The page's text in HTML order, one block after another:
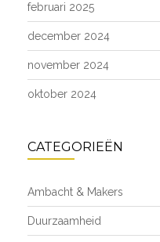
februari 2025
december 2024
november 2024
oktober 2024
CATEGORIEËN
Ambacht & Makers
Duurzaamheid